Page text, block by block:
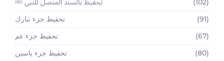
تحفيظ بالسند المتصل للنبي ﷺ
(102)
تحفيظ جزء تبارك
(91)
تحفيظ جزء عم
(67)
تحفيظ جزء ياسين
(80)